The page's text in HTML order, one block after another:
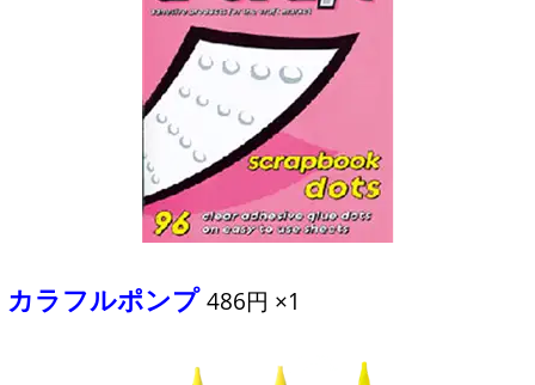
カラフルポンプ 486円 ×1